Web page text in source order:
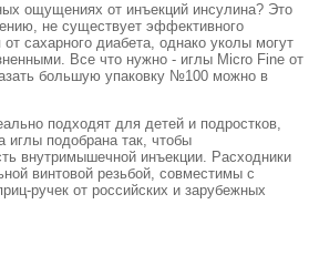
ощущениях от инъекций инсулина? Это
не существует эффективного
сахарного диабета, однако уколы могут
Все что нужно - иглы Micro Fine от
большую упаковку №100 можно в
подходят для детей и подростков,
иглы подобрана так, чтобы
внутримышечной инъекции. Расходники
винтовой резьбой, совместимы с
ручек от российских и зарубежных